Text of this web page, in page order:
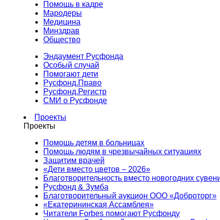
Помощь в кадре
Мародеры
Медицина
Минздрав
Общество
Эндаумент Русфонда
Особый случай
Помогают дети
Русфонд.Право
Русфонд.Регистр
СМИ о Русфонде
Проекты
Проекты
Помощь детям в больницах
Помощь людям в чрезвычайных ситуациях
Защитим врачей
«Дети вместо цветов – 2026»
Благотворительность вместо новогодних
Русфонд & Зумба
Благотворительный аукцион ООО «Доброторг»
«Екатерининская Ассамблея»
Читатели Forbes помогают Русфонду